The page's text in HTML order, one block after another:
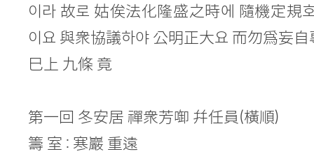
이라 故로 姑俟法化隆盛之時에 隨機定規
이요 與衆協議하야 公明正大요 而勿爲妄
巳上 九條 竟
第一回 冬安居 禪衆芳啣 幷任員(橫順)
籌 室 : 寒巖 重遠